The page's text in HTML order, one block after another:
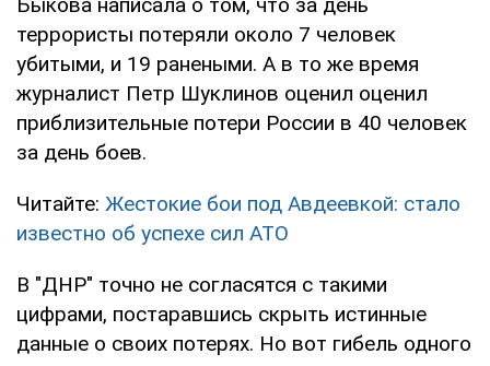
террористы потеряли около 7 человек
убитыми, и 19 ранеными. А в то же время
журналист Петр Шуклинов оценил оценил
приблизительные потери России в 40 человек
за день боев.
Читайте: Жестокие бои под Авдеевкой: стало
известно об успехе сил АТО
В "ДНР" точно не согласятся с такими
цифрами, постаравшись скрыть истинные
данные о своих потерях. Но вот гибель одного